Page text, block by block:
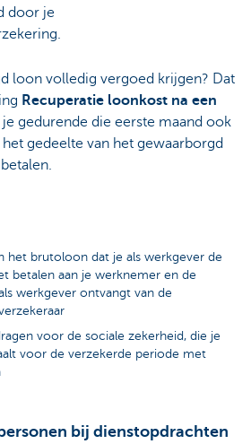
door je
loon volledig vergoed krijgen? Dat
Recuperatie loonkost na een
je gedurende die eerste maand ook
gedeelte van het gewaarborgd
het brutoloon dat je als werkgever de
betalen aan je werknemer en de
werkgever ontvangt van de
voor de sociale zekerheid, die je
voor de verzekerde periode met
bij dienstopdrachten